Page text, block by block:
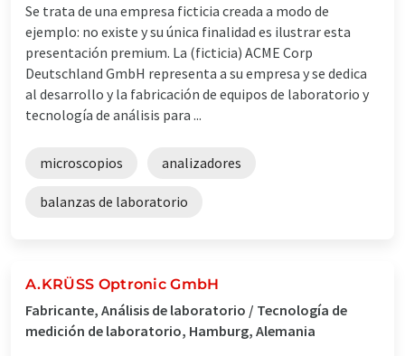
Se trata de una empresa ficticia creada a modo de
ejemplo: no existe y su única finalidad es ilustrar esta
presentación premium. La (ficticia) ACME Corp
Deutschland GmbH representa a su empresa y se dedica
al desarrollo y la fabricación de equipos de laboratorio y
tecnología de análisis para ...
microscopios analizadores
balanzas de laboratorio
A.KRÜSS Optronic GmbH
Fabricante, Análisis de laboratorio / Tecnología de
medición de laboratorio, Hamburg, Alemania